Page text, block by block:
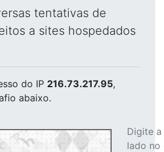
tentativas de
a sites hospedados
do IP 216.73.217.95,
abaixo.
Digite
lado no